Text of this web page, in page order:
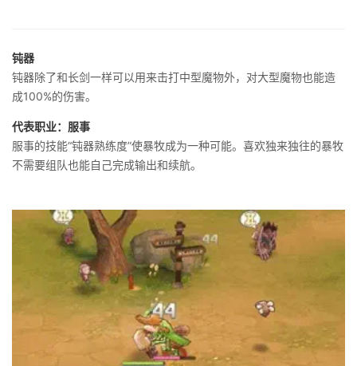
钝器
钝器除了和长剑一样可以用来击打中型魔物外，对大型魔物也能造
成100%的伤害。
代表职业：服事
服事的技能“钝器熟练度”使暴牧成为一种可能。喜欢独来独往的暴牧
不需要组队也能自己完成输出和续航。